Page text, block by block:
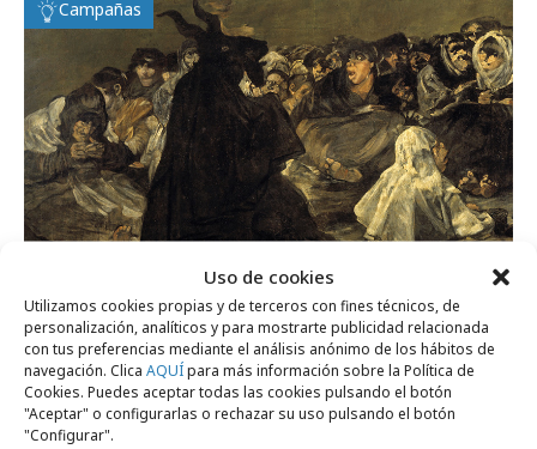
Uso de cookies
Utilizamos cookies propias y de terceros con fines técnicos, de
personalización, analíticos y para mostrarte publicidad relacionada
con tus preferencias mediante el análisis anónimo de los hábitos de
navegación. Clica AQUÍpara más información sobre la Política de
Cookies. Puedes aceptar todas las cookies pulsando el botón
"Aceptar" o configurarlas o rechazar su uso pulsando el botón
"Configurar".
Campañas
miércoles, 28 de enero 2026
Un cuadro del Prado para cada película
nominada al Goya
Marcas y ESG